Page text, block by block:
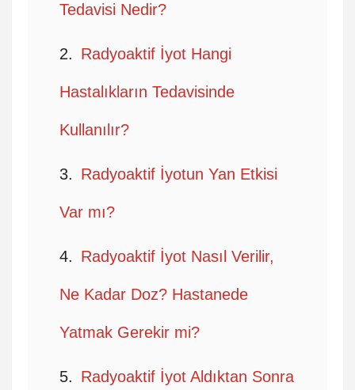
Tedavisi Nedir?
Radyoaktif İyot Hangi
Hastalıkların Tedavisinde
Kullanılır?
Radyoaktif İyotun Yan Etkisi
Var mı?
Radyoaktif İyot Nasıl Verilir,
Ne Kadar Doz? Hastanede
Yatmak Gerekir mi?
Radyoaktif İyot Aldıktan Sonra